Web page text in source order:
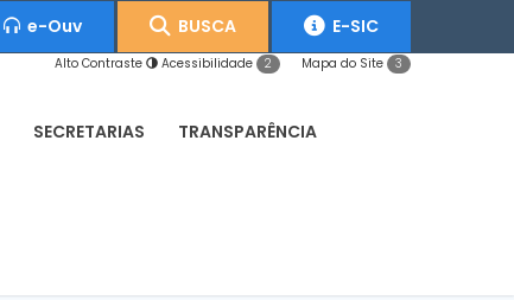
e-Ouv BUSCA E-SIC
Alto Contraste Acessibilidade 2 Mapa do Site 3
SECRETARIAS TRANSPARÊNCIA